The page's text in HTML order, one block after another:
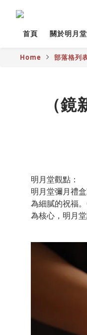
首頁 關於明月堂
Home 部落格列
（
明月堂觀點：
明月堂彌月禮
為細膩的祝福
為核心，明月